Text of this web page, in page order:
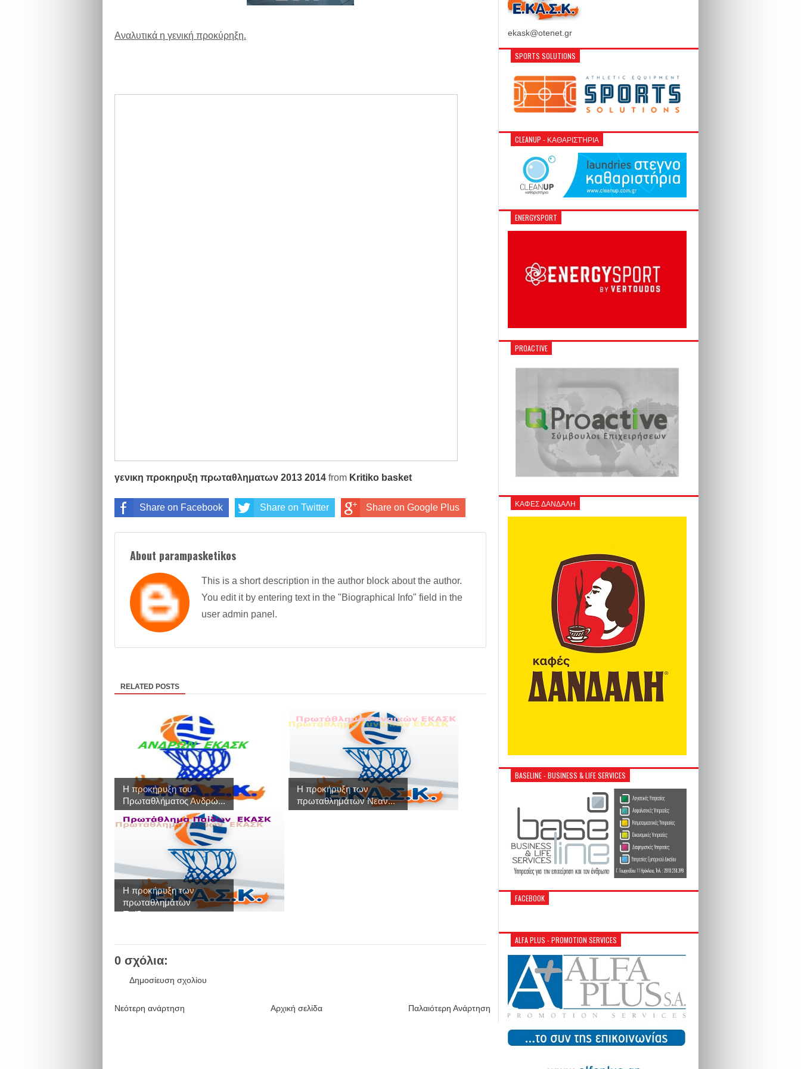
Αναλυτικά η γενική προκύρηξη.
γενικη προκηρυξη πρωταθληματων 2013 2014 from Kritiko basket
Share on Facebook Share on Twitter Share on Google Plus
About parampasketikos
This is a short description in the author block about the author.
You edit it by entering text in the "Biographical Info" field in the
user admin panel.
RELATED POSTS
Η προκήρυξη του
Πρωταθλήματος Ανδρώ...
Η προκήρυξη των
πρωταθλημάτων Νεαν...
Η προκήρυξη των
πρωταθλημάτων
Παίδω...
0 σχόλια:
Δημοσίευση σχολίου
Νεότερη ανάρτηση Παλαιότερη Ανάρτηση
Αρχική σελίδα
ekask@otenet.gr
SPORTS SOLUTIONS
CLEANUP - ΚΑΘΑΡΙΣΤΉΡΙΑ
ENERGYSPORT
PROACTIVE
ΚΑΦΕΣ ΔΑΝΔΑΛΗ
BASELINE - BUSINESS & LIFE SERVICES
FACEBOOK
ALFA PLUS - PROMOTION SERVICES